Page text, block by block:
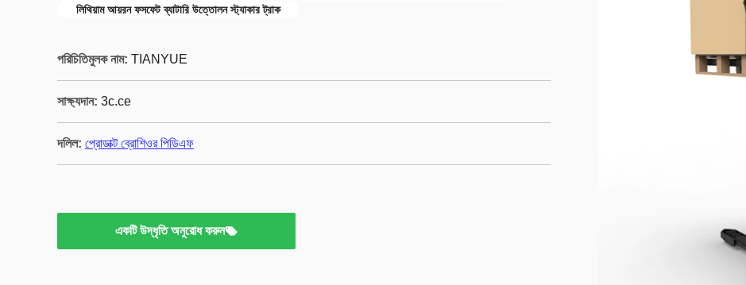
লিথিয়াম আয়রন ফসফেট ব্যাটারি উত্তোলন স্ট্যাকার ট্রাক
পরিচিতিমুলক নাম: TIANYUE
সাক্ষ্যদান: 3c.ce
দলিল: প্রোডাক্ট ব্রোশিওর পিডিএফ
একটি উদ্ধৃতি অনুরোধ করুন